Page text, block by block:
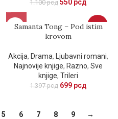
1.100рсд 550 рсд
-50%
Samanta Tong – Pod istim
krovom
Akcija, Drama, Ljubavni romani,
Najnovije knjige, Razno, Sve
knjige, Trileri
1.397рсд 699 рсд
5 6 7 8 9 →